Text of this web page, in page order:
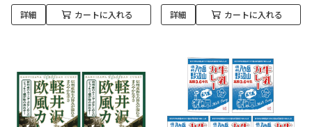
詳細 カートに入れる 詳細 カートに入れる